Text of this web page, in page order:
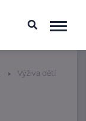
Výživa dětí